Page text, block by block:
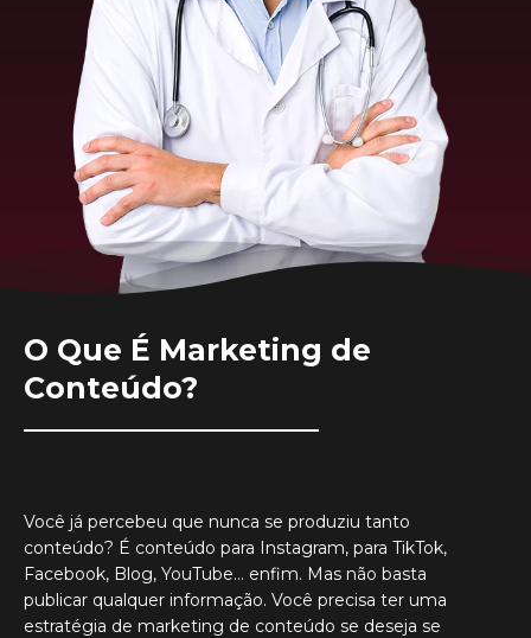
O Que É Marketing de
Conteúdo?
Você já percebeu que nunca se produziu tanto
conteúdo? É conteúdo para Instagram, para TikTok,
Facebook, Blog, YouTube… enfim. Mas não basta
publicar qualquer informação. Você precisa ter uma
estratégia de marketing de conteúdo se deseja se